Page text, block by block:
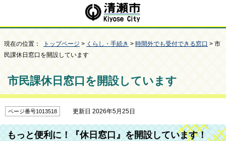
現在の位置： トップページ > くらし・手続き > 時間外でも受付できる窓口 > 市
民課休日窓口を開設しています
市民課休日窓口を開設しています
ページ番号1013518 更新日 2026年5月25日
もっと便利に！『休日窓口』を開設しています！